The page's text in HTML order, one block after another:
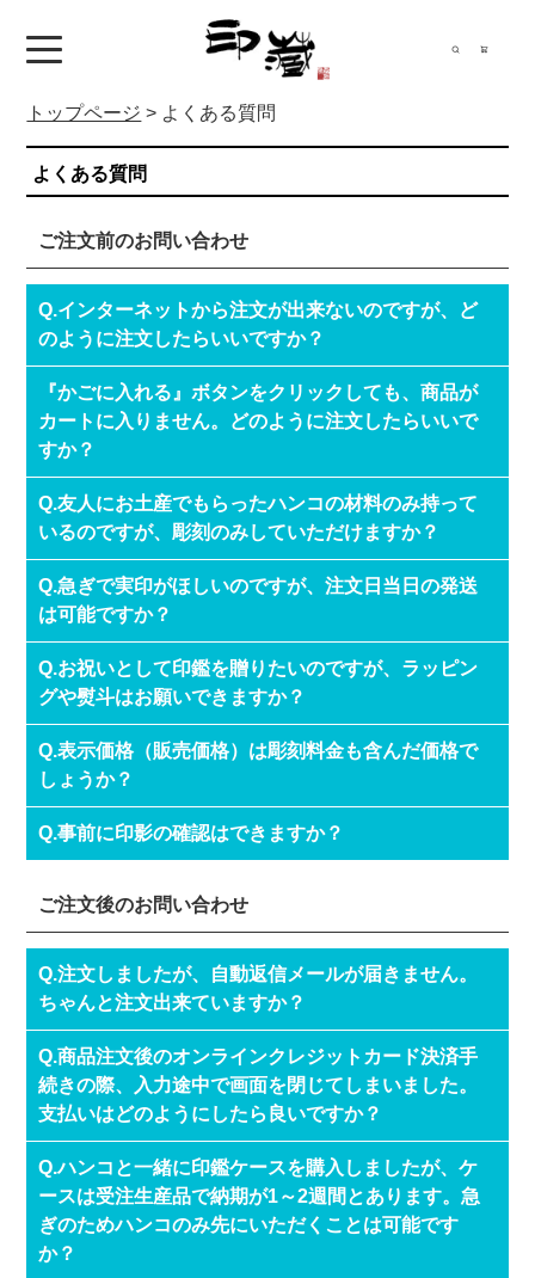
トップページ > よくある質問
よくある質問
ご注文前のお問い合わせ
Q.インターネットから注文が出来ないのですが、ど
のように注文したらいいですか？
『かごに入れる』ボタンをクリックしても、商品が
カートに入りません。どのように注文したらいいで
すか？
Q.友人にお土産でもらったハンコの材料のみ持って
いるのですが、彫刻のみしていただけますか？
Q.急ぎで実印がほしいのですが、注文日当日の発送
は可能ですか？
Q.お祝いとして印鑑を贈りたいのですが、ラッピン
グや熨斗はお願いできますか？
Q.表示価格（販売価格）は彫刻料金も含んだ価格で
しょうか？
Q.事前に印影の確認はできますか？
ご注文後のお問い合わせ
Q.注文しましたが、自動返信メールが届きません。
ちゃんと注文出来ていますか？
Q.商品注文後のオンラインクレジットカード決済手
続きの際、入力途中で画面を閉じてしまいました。
支払いはどのようにしたら良いですか？
Q.ハンコと一緒に印鑑ケースを購入しましたが、ケ
ースは受注生産品で納期が1～2週間とあります。急
ぎのためハンコのみ先にいただくことは可能です
か？